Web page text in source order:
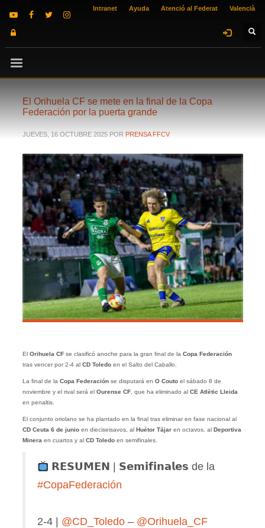
Intranet Ayuda Atenció al Federat Valencià
El Orihuela CF se mete en la final de la Copa
Federación por la puerta grande
JUEVES, 16 OCTUBRE 2025 POR PRENSA FFCV
El Orihuela CF se clasificó anoche para la gran final de la Copa Federación
tras vencer por 2-4 al CD Toledoen el Salto del Caballo.
La final de la Copa Federaciónse disputará en O Coutoel sábado 8 de
noviembre y el rival será el Ourense CF, que ha eliminado al CE Atlètic Lleida
en penaltis.
El conjunto oriolano se ha plantado en la final tras eliminar en fase nacional al
CD Ceuta 6 de junioen dieciseisavos, al Huétor Tájaren octavos, al Deportiva
Minera en cuartos y al CD Toledoen semifinales.
𝗥𝗘𝗦𝗨𝗠𝗘𝗡 | 𝗦𝗲𝗺𝗶𝗳𝗶𝗻𝗮𝗹𝗲𝘀 de la
#CopaFederación
2-4 | @CD_Toledo– @Orihuela_CF